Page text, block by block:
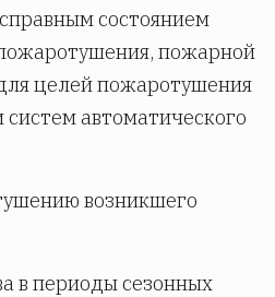
состоянием
пожарной
целей пожаротушения
автоматического
возникшего
в периоды сезонных